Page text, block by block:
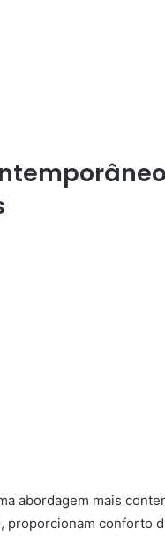
abordagem mais
proporcionam conforto